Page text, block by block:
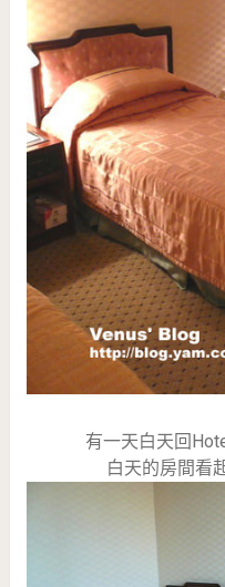
有一天白天回
白天的房間看